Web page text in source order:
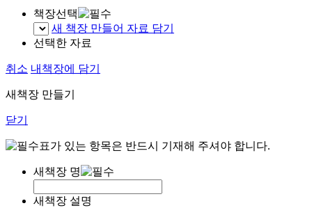
책장선택
새 책장 만들어 자료 담기
선택한 자료
취소 내책장에 담기
새책장 만들기
닫기
표가 있는 항목은 반드시 기재해 주셔야 합니다.
새책장 명
새책장 설명